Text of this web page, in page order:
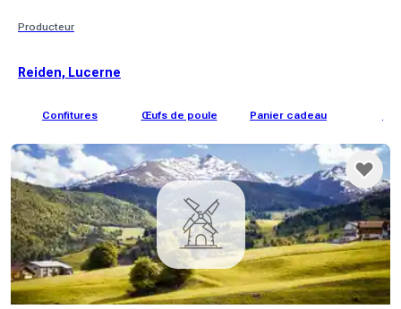
Producteur
Reiden, Lucerne
Confitures Œufs de poule Panier cadeau